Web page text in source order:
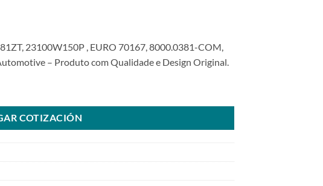
23100W150P , EURO 70167, 8000.0381-COM,
– Produto com Qualidade e Design Original.
COTIZACIÓN